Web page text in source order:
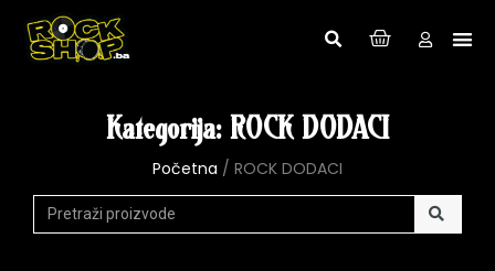
Kategorija: ROCK DODACI
Početna / ROCK DODACI